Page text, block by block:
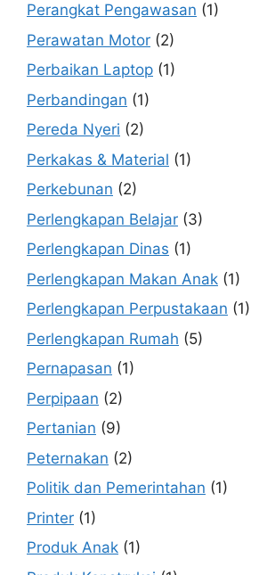
Perangkat Pengawasan (1)
Perawatan Motor (2)
Perbaikan Laptop (1)
Perbandingan (1)
Pereda Nyeri (2)
Perkakas & Material (1)
Perkebunan (2)
Perlengkapan Belajar (3)
Perlengkapan Dinas (1)
Perlengkapan Makan Anak (1)
Perlengkapan Perpustakaan (1)
Perlengkapan Rumah (5)
Pernapasan (1)
Perpipaan (2)
Pertanian (9)
Peternakan (2)
Politik dan Pemerintahan (1)
Printer (1)
Produk Anak (1)